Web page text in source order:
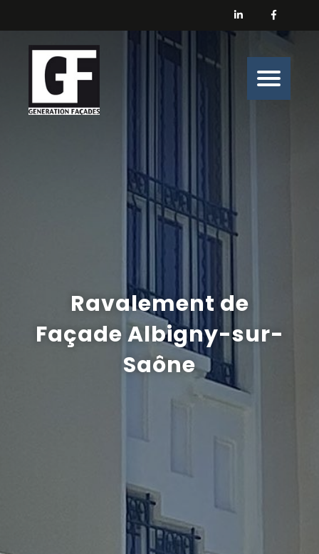
Générations Façades
Nos prestations
Nos belles histoires de chantiers
Générations Façades s’engage
Recrutement
Ravalement de
Façade Albigny-sur-
Saône